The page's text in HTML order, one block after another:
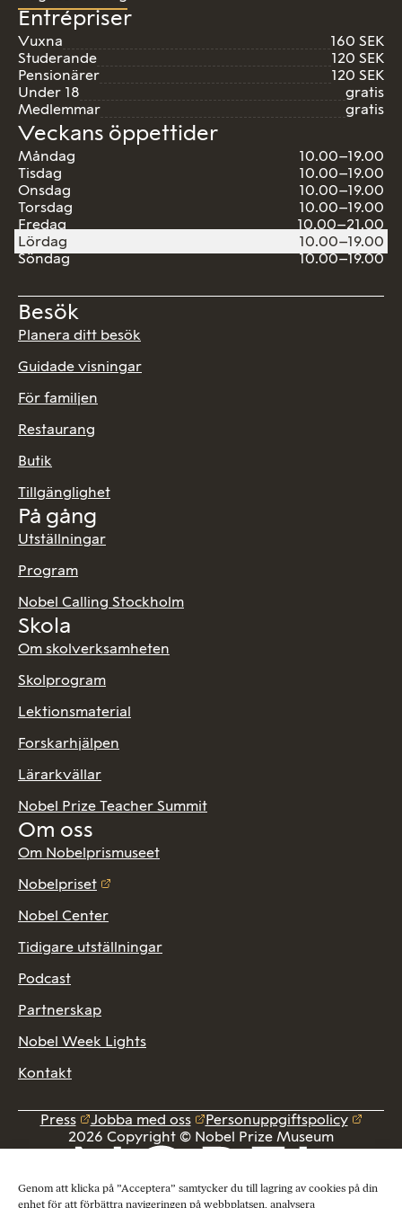
Genom att klicka på ”Acceptera” samtycker du till lagring av cookies på din
enhet för att förbättra navigeringen på webbplatsen, analysera
Entrépriser
Vuxna
160 SEK
Studerande
120 SEK
Pensionärer
120 SEK
Under 18
gratis
Medlemmar
gratis
Veckans öppettider
Måndag
10.00–19.00
Tisdag
10.00–19.00
Onsdag
10.00–19.00
Torsdag
10.00–19.00
Fredag
10.00–21.00
Lördag
10.00–19.00
Söndag
10.00–19.00
Besök
Planera ditt besök
Guidade visningar
För familjen
Restaurang
Butik
Tillgänglighet
På gång
Utställningar
Program
Nobel Calling Stockholm
Skola
Om skolverksamheten
Skolprogram
Lektionsmaterial
Forskarhjälpen
Lärarkvällar
Nobel Prize Teacher Summit
Om oss
Om Nobelprismuseet
Nobelpriset
Nobel Center
Tidigare utställningar
Podcast
Partnerskap
Nobel Week Lights
Kontakt
Press Jobba med oss
Personuppgiftspolicy
2026 Copyright © Nobel Prize Museum